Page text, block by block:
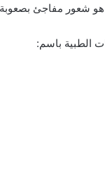
شعور مفاجئ بصعوبة
الطبية باسم: